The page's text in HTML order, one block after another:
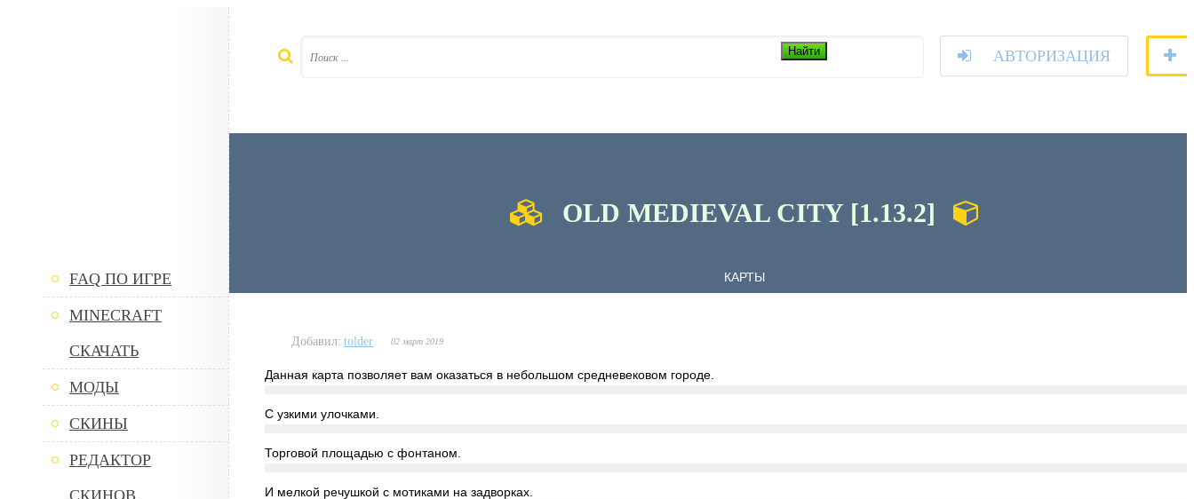
FAQ ПО ИГРЕ
MINECRAFT
СКАЧАТЬ
МОДЫ
СКИНЫ
РЕДАКТОР
СКИНОВ
Найти АВТОРИЗАЦИЯ
OLD MEDIEVAL CITY [1.13.2]
Добавил: tolder 02 март 2019
Данная карта позволяет вам оказаться в небольшом средневековом городе.
С узкими улочками.
Торговой площадью с фонтаном.
И мелкой речушкой с мотиками на задворках.